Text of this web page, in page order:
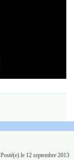
Posté(e) le 12 septembre 2013